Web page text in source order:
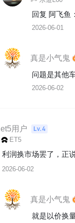
回复 阿飞鱼 ：
2026-06-01
真是小气鬼
问题是其他
2026-06-02
et5用户 Lv.4
ET5
利润换市场罢了，正
2026-06-02
真是小气鬼
就是以价换